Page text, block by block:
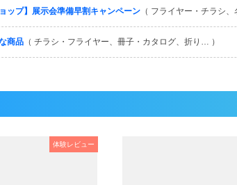
ップ】展示会準備早割キャンペーン （ フライヤー・チラシ
商品 （ チラシ・フライヤー、冊子・カタログ、折り… ）
体験レビュー